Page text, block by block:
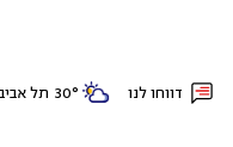
דווחו לנו 30° תל